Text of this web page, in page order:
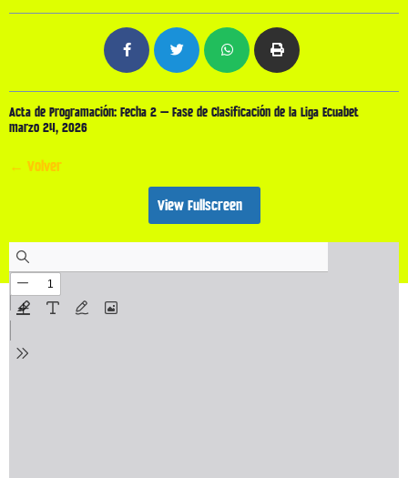
Acta de Programación: Fecha 2 – Fase de Clasificación de la Liga Ecuabet
marzo 24, 2026
← Volver
View Fullscreen